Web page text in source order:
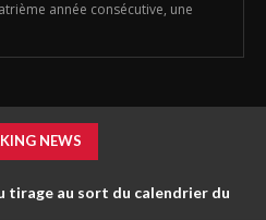
année consécutive, une
NEWS
tirage au sort du calendrier du